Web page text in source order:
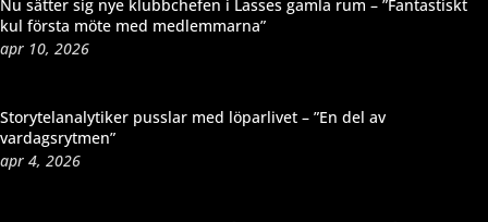
Nu sätter sig nye klubbchefen i Lasses gamla rum – ”Fantastiskt
kul första möte med medlemmarna”
apr 10, 2026
Storytelanalytiker pusslar med löparlivet – ”En del av
vardagsrytmen”
apr 4, 2026